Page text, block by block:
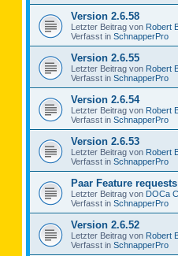
Version 2.6.58
Letzter Beitrag von Robert
Verfasst in SchnapperPro
Version 2.6.55
Letzter Beitrag von Robert
Verfasst in SchnapperPro
Version 2.6.54
Letzter Beitrag von Robert
Verfasst in SchnapperPro
Version 2.6.53
Letzter Beitrag von Robert
Verfasst in SchnapperPro
Paar Feature requests
Letzter Beitrag von DOCa
Verfasst in SchnapperPro
Version 2.6.52
Letzter Beitrag von Robert
Verfasst in SchnapperPro